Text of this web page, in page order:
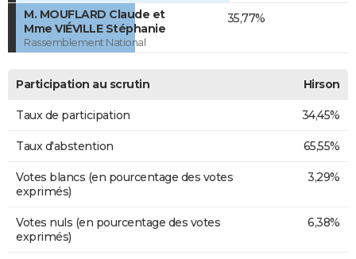
M. MOUFLARD Claude et
Mme VIÉVILLE Stéphanie
Rassemblement National
35,77%
Participation au scrutin Hirson
Taux de participation 34,45%
Taux d'abstention 65,55%
Votes blancs (en pourcentage des votes
exprimés)
3,29%
Votes nuls (en pourcentage des votes
exprimés)
6,38%